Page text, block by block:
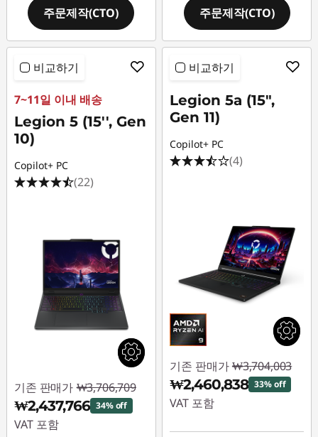
주문제작(CTO) 주문제작(CTO)
비교하기
7~11일 이내 배송
Legion 5 (15'', Gen
10)
Copilot+ PC
(22)
기존 판매가 ₩3,706,709
₩2,437,766 34% off
VAT 포함
비교하기
Legion 5a (15",
Gen 11)
Copilot+ PC
(4)
기존 판매가 ₩3,704,003
₩2,460,838 33% off
VAT 포함
즉시 할인: :-